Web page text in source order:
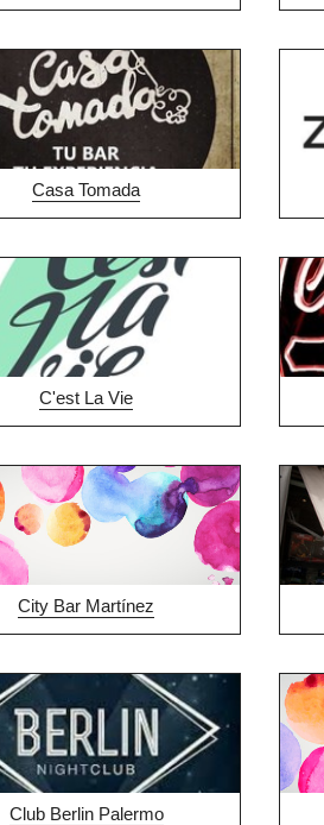
Casa Tomada
C'est La Vie
City Bar Martínez
Club Berlin Palermo